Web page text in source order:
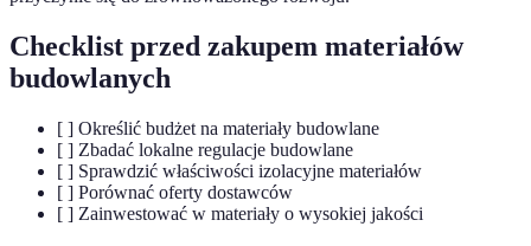
Checklist przed zakupem materiałów
budowlanych
[ ] Określić budżet na materiały budowlane
[ ] Zbadać lokalne regulacje budowlane
[ ] Sprawdzić właściwości izolacyjne materiałów
[ ] Porównać oferty dostawców
[ ] Zainwestować w materiały o wysokiej jakości